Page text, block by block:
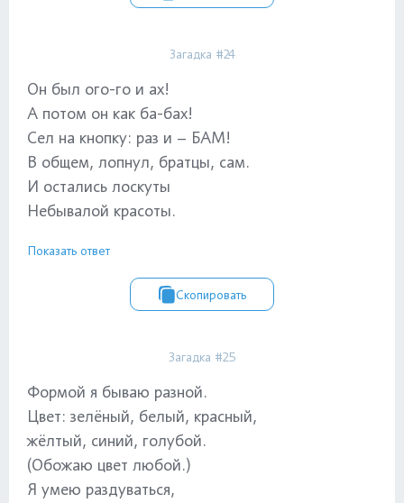
Загадка #24
Он был ого-го и ах!
А потом он как ба-бах!
Сел на кнопку: раз и – БАМ!
В общем, лопнул, братцы, сам.
И остались лоскуты
Небывалой красоты.
Показать ответ
Скопировать
Загадка #25
Формой я бываю разной.
Цвет: зелёный, белый, красный,
жёлтый, синий, голубой.
(Обожаю цвет любой.)
Я умею раздуваться,